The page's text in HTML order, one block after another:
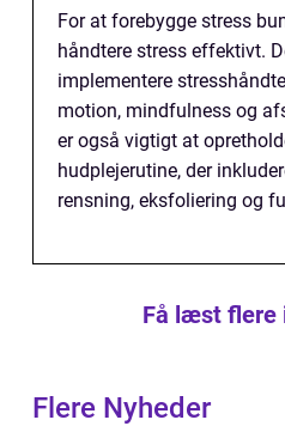
For at forebygge stress
håndtere stress effektivt.
implementere
motion, mindfulness og
er også vigtigt at
hudplejerutine, der
rensning, eksfoliering og
Få læst flere
Flere Nyheder